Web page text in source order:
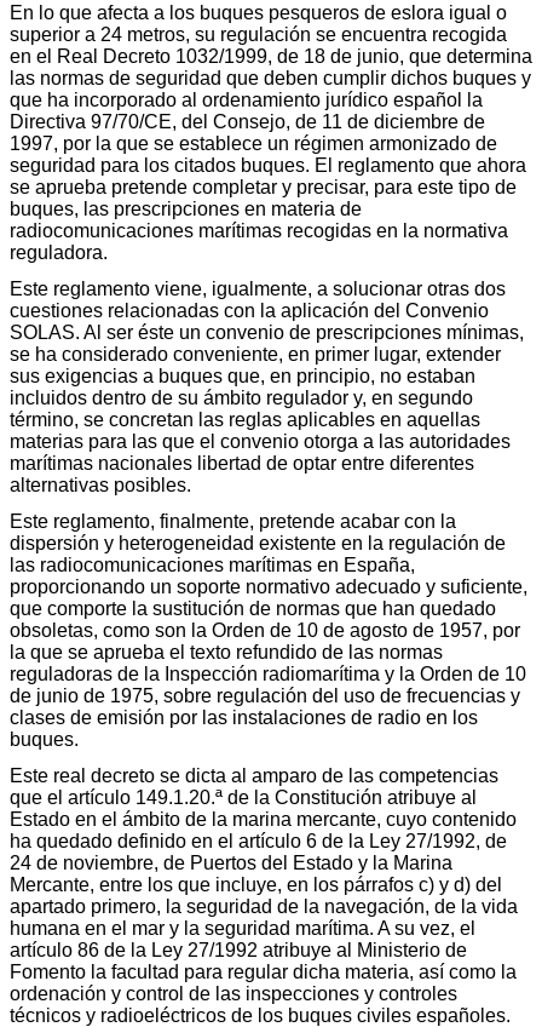
En lo que afecta a los buques pesqueros de eslora igual o
superior a 24 metros, su regulación se encuentra recogida
en el Real Decreto 1032/1999, de 18 de junio, que determina
las normas de seguridad que deben cumplir dichos buques y
que ha incorporado al ordenamiento jurídico español la
Directiva 97/70/CE, del Consejo, de 11 de diciembre de
1997, por la que se establece un régimen armonizado de
seguridad para los citados buques. El reglamento que ahora
se aprueba pretende completar y precisar, para este tipo de
buques, las prescripciones en materia de
radiocomunicaciones marítimas recogidas en la normativa
reguladora.
Este reglamento viene, igualmente, a solucionar otras dos
cuestiones relacionadas con la aplicación del Convenio
SOLAS. Al ser éste un convenio de prescripciones mínimas,
se ha considerado conveniente, en primer lugar, extender
sus exigencias a buques que, en principio, no estaban
incluidos dentro de su ámbito regulador y, en segundo
término, se concretan las reglas aplicables en aquellas
materias para las que el convenio otorga a las autoridades
marítimas nacionales libertad de optar entre diferentes
alternativas posibles.
Este reglamento, finalmente, pretende acabar con la
dispersión y heterogeneidad existente en la regulación de
las radiocomunicaciones marítimas en España,
proporcionando un soporte normativo adecuado y suficiente,
que comporte la sustitución de normas que han quedado
obsoletas, como son la Orden de 10 de agosto de 1957, por
la que se aprueba el texto refundido de las normas
reguladoras de la Inspección radiomarítima y la Orden de 10
de junio de 1975, sobre regulación del uso de frecuencias y
clases de emisión por las instalaciones de radio en los
buques.
Este real decreto se dicta al amparo de las competencias
que el artículo 149.1.20.ª de la Constitución atribuye al
Estado en el ámbito de la marina mercante, cuyo contenido
ha quedado definido en el artículo 6 de la Ley 27/1992, de
24 de noviembre, de Puertos del Estado y la Marina
Mercante, entre los que incluye, en los párrafos c) y d) del
apartado primero, la seguridad de la navegación, de la vida
humana en el mar y la seguridad marítima. A su vez, el
artículo 86 de la Ley 27/1992 atribuye al Ministerio de
Fomento la facultad para regular dicha materia, así como la
ordenación y control de las inspecciones y controles
técnicos y radioeléctricos de los buques civiles españoles.